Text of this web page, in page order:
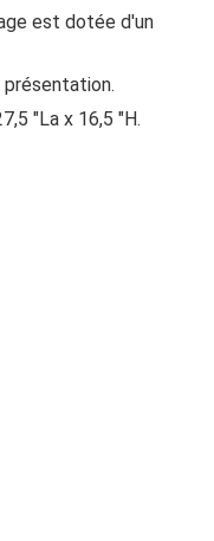
est dotée d'un
présentation.
"La x 16,5 "H.